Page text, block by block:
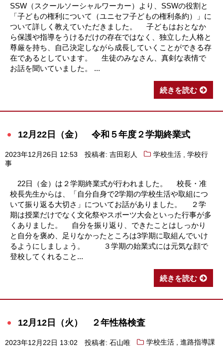
SSW（スクールソーシャルワーカー）より、SSWの役割と
「子どもの権利について（ユニセフ子どもの権利条約）」に
ついて詳しく教えていただきました。 子どもはおとなか
ら保護や指導をうけるだけの存在ではなく、独立した人格と
尊厳を持ち、自己決定しながら成長していくことができる存
在であるとしています。 生徒のみなさん、真剣な表情で
お話を聞いていました。 ...
続きを読む
12月22日（金） 令和５年度２学期終業式
2023年12月26日 12:53 投稿者: 吉田彩人 学校生活 ,学校行
事
22日（金）は２学期終業式が行われました。 校長・准
校長先生からは、「自分自身で2学期の学校生活や取組につ
いて振り返る大切さ」についてお話がありました。 ２学
期は授業だけでなく文化祭やスポーツ大会といった行事が多
くありました。 自分を振り返り、できたことはしっかり
と自分を褒め、足りなかったところは3学期に取組んでいけ
るようにしましょう。 ３学期の始業式には元気な顔で
登校してくれること...
続きを読む
12月12日（火） ２年性格検査
2023年12月22日 13:02 投稿者: 石山唯 学校生活 ,進路指導課